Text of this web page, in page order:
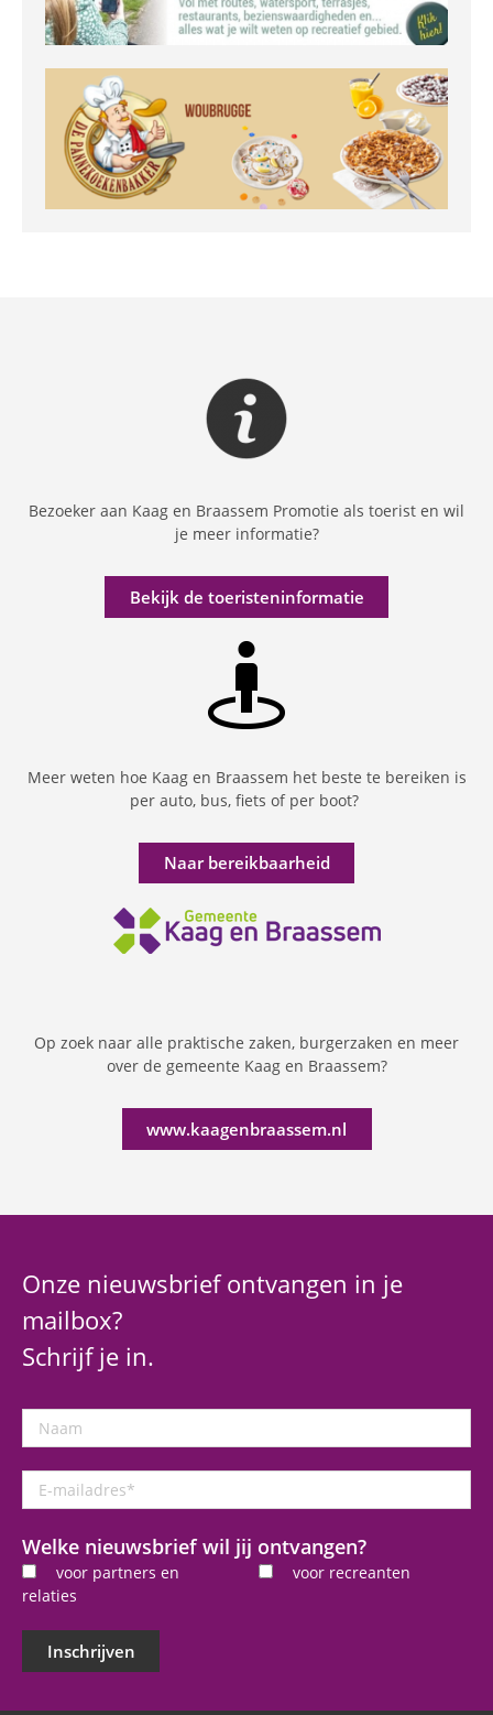
Bezoeker aan Kaag en Braassem Promotie als toerist en wil
je meer informatie?
Bekijk de toeristeninformatie
Meer weten hoe Kaag en Braassem het beste te bereiken is
per auto, bus, fiets of per boot?
Naar bereikbaarheid
Op zoek naar alle praktische zaken, burgerzaken en meer
over de gemeente Kaag en Braassem?
www.kaagenbraassem.nl
Onze nieuwsbrief ontvangen in je
mailbox?
Schrijf je in.
Naam
mailadres
Welke nieuwsbrief wil jij ontvangen?
voor partners en
relaties
voor recreanten
Inschrijven